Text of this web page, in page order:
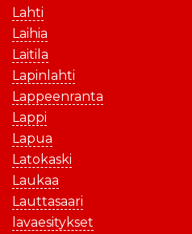
Lahti
Laihia
Laitila
Lapinlahti
Lappeenranta
Lappi
Lapua
Latokaski
Laukaa
Lauttasaari
lavaesitykset